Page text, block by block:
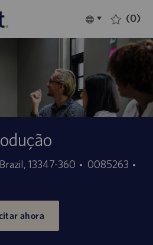
Language
selected
Español (0)
13347-360
ID
0085263
ahora